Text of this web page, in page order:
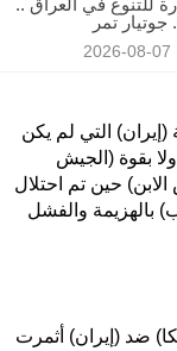
جوتيار تمر
2026-08-07
التي لم يكن
بقوة (الجيش
حين تم احتلال
بالهزيمة والفشل
ضد (إيران) أثمرت